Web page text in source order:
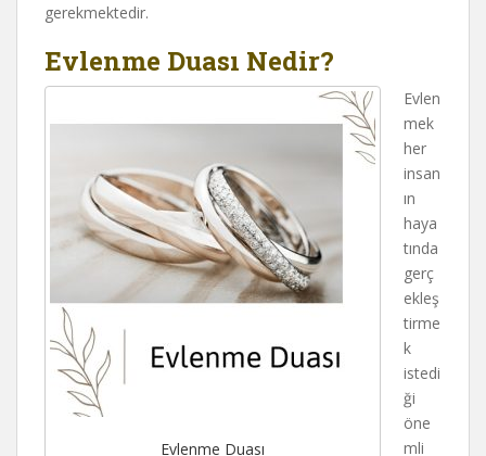
gerekmektedir.
Evlenme Duası Nedir?
Evlenme Duası
Evlen
mek
her
insan
ın
haya
tında
gerç
ekleş
tirme
k
istedi
ği
öne
mli